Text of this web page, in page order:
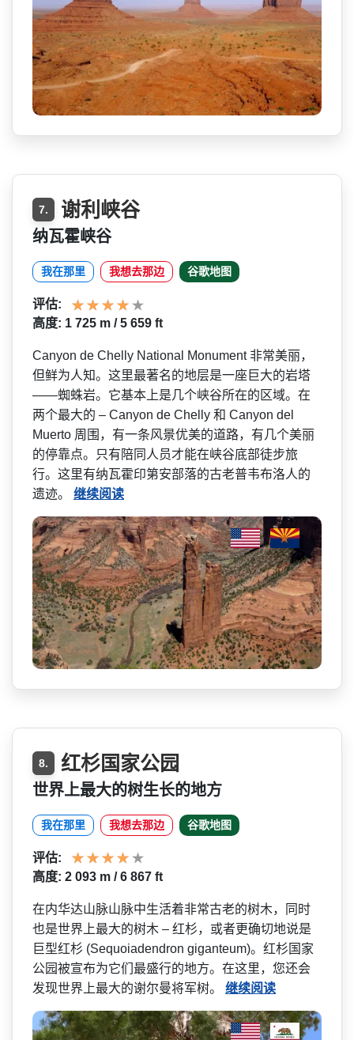
7. 谢利峡谷
纳瓦霍峡谷
我在那里 我想去那边 谷歌地图
评估:
高度: 1 725 m / 5 659 ft
Canyon de Chelly National Monument 非常美丽，
但鲜为人知。这里­最著名的地层是一座巨大的岩塔
——蜘蛛岩。它基本上是几个峡谷­所在的区域。在
两个最大的 – Canyon de Chelly 和 Canyon del
Muerto 周围，有一条风景优美的道路­，有几个美丽
的停靠点。只有陪同人员才能在峡谷底部­徒步旅
行。这里有纳瓦霍印第安部落的古老普韦布洛人­的
遗迹。 继续阅读
8. 红杉国家公园
世界上最大的树生长的地方
我在那里 我想去那边 谷歌地图
评估:
高度: 2 093 m / 6 867 ft
在内华达山脉山脉中生活着非­常古老的树木，同时
也是世界上最大的树木 – 红杉，或者更确切地说是
巨型红杉 (Sequoiadendron giganteum)。红杉国家
公园被宣­布为它们最盛行的地方。在这里，您还会
发现世界上最­大的谢尔曼将军树。 继续阅读